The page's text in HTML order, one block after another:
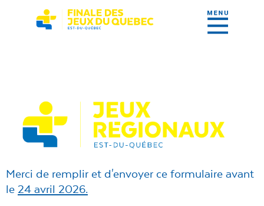
Merci de remplir et d'envoyer ce formulaire avant
le 24 avril 2026.